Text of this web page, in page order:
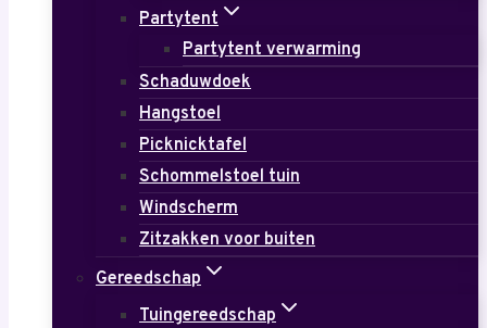
Partytent
Partytent verwarming
Schaduwdoek
Hangstoel
Picknicktafel
Schommelstoel tuin
Windscherm
Zitzakken voor buiten
Gereedschap
Tuingereedschap